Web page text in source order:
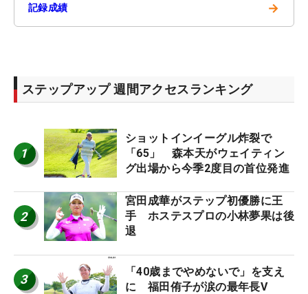
記録成績 →
ステップアップ 週間アクセスランキング
1
ショットインイーグル炸裂で
「65」 森本天がウェイティン
グ出場から今季2度目の首位発進
2
宮田成華がステップ初優勝に王
手 ホステスプロの小林夢果は後
退
3
「40歳までやめないで」を支え
に 福田侑子が涙の最年長V